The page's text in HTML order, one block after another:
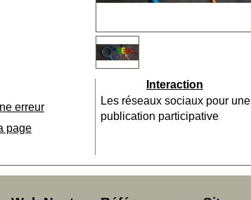
erreur
page
Interaction
Les réseaux sociaux pour une
publication participative